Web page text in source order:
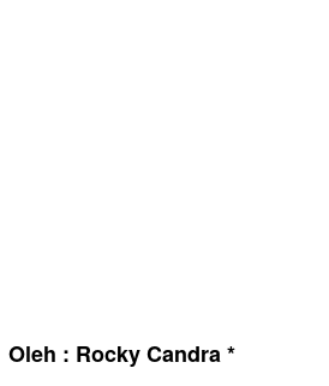
Oleh : Rocky Candra *